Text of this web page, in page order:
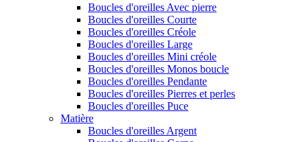
Boucles d'oreilles Avec pierre
Boucles d'oreilles Courte
Boucles d'oreilles Créole
Boucles d'oreilles Large
Boucles d'oreilles Mini créole
Boucles d'oreilles Monos boucle
Boucles d'oreilles Pendante
Boucles d'oreilles Pierres et perles
Boucles d'oreilles Puce
Matière
Boucles d'oreilles Argent